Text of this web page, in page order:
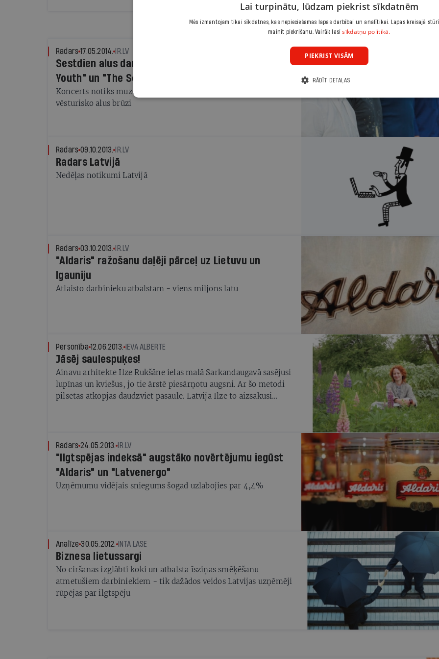
Radars 17.05.2014. IR.LV
Sestdien alus darītavā "Aldaris" koncertēs "Carnival
Youth" un "The Sound Poets"
Koncerts notiks muzeju nakts ietvaros. Varēs apskatīt arī
vēsturisko alus brūzi
Radars 09.10.2013. IR.LV
Radars Latvijā
Nedēļas notikumi Latvijā
Radars 03.10.2013. IR.LV
"Aldaris" ražošanu daļēji pārceļ uz Lietuvu un
Igauniju
Atlaisto darbinieku atbalstam - viens miljons latu
Personība 12.06.2013. IEVA ALBERTE
Jāsēj saulespuķes!
Ainavu arhitekte Ilze Rukšāne ielas malā Sarkandaugavā sasējusi
lupīnas un kviešus, jo tie ārstē piesārņotu augsni. Ar šo metodi
pilsētas atkopjas daudzviet pasaulē. Latvijā Ilze to aizsākusi
Radars 24.05.2013. IR.LV
"Ilgtspējas indeksā" augstāko novērtējumu iegūst
"Aldaris" un "Latvenergo"
Uzņēmumu vidējais sniegums šogad uzlabojies par 4,4%
Analīze 30.05.2012. INTA LASE
Biznesa lietussargi
No ciršanas izglābti koki un atbalsta īsziņas smēķēšanu
atmetušiem darbiniekiem - tik dažādos veidos Latvijas uzņēmēji
rūpējas par ilgtspēju
Lai turpinātu, lūdzam piekrist sīkdatnēm
Mēs izmantojam tikai sīkdatnes, kas nepieciešamas lapas darbībai un analītikai. Lapas kreisajā
mainīt piekrišanu. Vairāk lasisīkdatņu politikā.
PIEKRIST VISĀM
RĀDĪT DETAĻAS